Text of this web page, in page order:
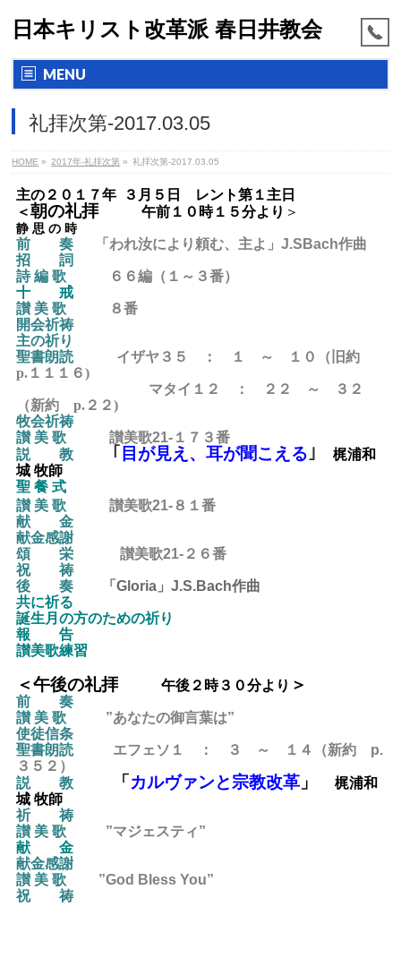
日本キリスト改革派 春日井教会
MENU
礼拝次第-2017.03.05
HOME » 2017年-礼拝次第 » 礼拝次第-2017.03.05
主の２０１７年 ３月５日 レント第１主日
＜朝の礼拝 午前１０時１５分より ＞
静 思 の 時
前 奏
「われ汝により頼む、主よ」J.SBach作曲
招 詞
詩 編 歌
６６編（１～３番）
十 戒
讃 美 歌
８番
開会祈祷
主の祈り
聖書朗読 イザヤ３５ ： １ ～ １０
（旧約
p.１１１６)
マタイ１２ ： ２２ ～ ３２
（新約 p.２２)
牧会祈祷
讃 美 歌讃美歌21-１７３番
説 教
｢ 目が見え、耳が聞こえる ｣
梶浦和
城 牧師
聖 餐 式
讃 美 歌讃美歌21-８１番
献 金
献金感謝
頌 栄讃美歌21-２６番
祝 祷
後 奏
「Gloria」J.S.Bach作曲
共に祈る
誕生月の方のための祈り
報 告
讃美歌練習
＜午後の礼拝午後２時３０分より ＞
前 奏
讃 美 歌 ”あなたの御言葉は”
使徒信条
聖書朗読 エフェソ１ ： ３ ～ １４（新約 p.
３５２）
説 教
「 カルヴァンと宗教改革 」
梶浦和
城 牧師
祈 祷
讃 美 歌
”マジェスティ”
献 金
献金感謝
讃 美 歌 ”God Bless You”
祝 祷